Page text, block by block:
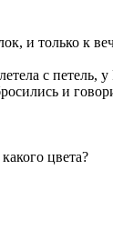
и только к
с петель,
и
цвета?